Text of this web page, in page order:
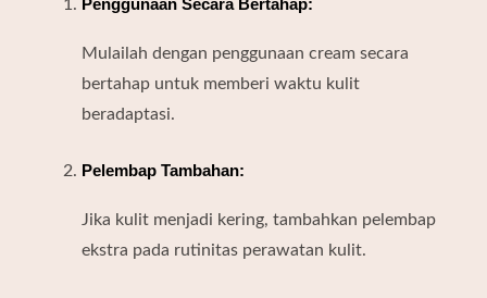
Penggunaan Secara Bertahap:
Mulailah dengan penggunaan cream secara
bertahap untuk memberi waktu kulit
beradaptasi.
Pelembap Tambahan:
Jika kulit menjadi kering, tambahkan pelembap
ekstra pada rutinitas perawatan kulit.